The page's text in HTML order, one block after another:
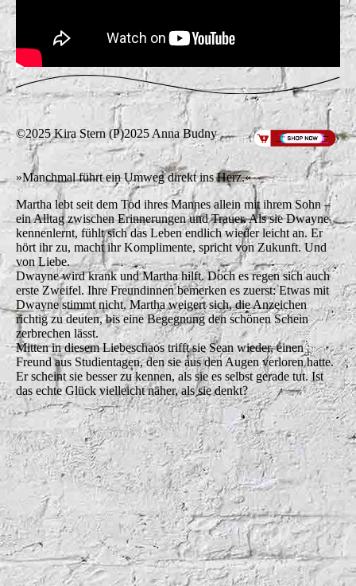
©2025 Kira Stern (P)2025 Anna Budny
»Manchmal führt ein Umweg direkt ins Herz.«
Martha lebt seit dem Tod ihres Mannes allein mit ihrem Sohn –
ein Alltag zwischen Erinnerungen und Trauer. Als sie Dwayne
kennenlernt, fühlt sich das Leben endlich wieder leicht an. Er
hört ihr zu, macht ihr Komplimente, spricht von Zukunft. Und
von Liebe.
Dwayne wird krank und Martha hilft. Doch es regen sich auch
erste Zweifel. Ihre Freundinnen bemerken es zuerst: Etwas mit
Dwayne stimmt nicht. Martha weigert sich, die Anzeichen
richtig zu deuten, bis eine Begegnung den schönen Schein
zerbrechen lässt.
Mitten in diesem Liebeschaos trifft sie Sean wieder, einen
Freund aus Studientagen, den sie aus den Augen verloren hatte.
Er scheint sie besser zu kennen, als sie es selbst gerade tut. Ist
das echte Glück vielleicht näher, als sie denkt?